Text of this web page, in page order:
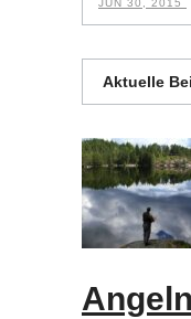
JUN 30, 2015
Aktuelle